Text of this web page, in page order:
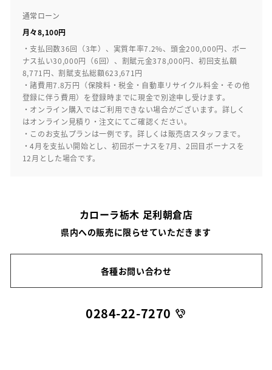
通常ローン
月々8,100円
・支払回数36回（3年）、実質年率7.2%、頭金200,000円、ボー
ナス払い30,000円（6回）、割賦元金378,000円、初回支払額
8,771円、割賦支払総額623,671円
・諸費用7.8万円（保険料・税金・自動車リサイクル料金・その他
登録に伴う費用）を登録時までに現金で別途申し受けます。
・オンライン購入ではご利用できない場合がございます。詳しく
はオンライン見積り・注文にてご確認ください。
・このお支払プランは一例です。詳しくは販売店スタッフまで。
・4月を支払い開始とし、初回ボーナスを7月、2回目ボーナスを
12月とした場合です。
カローラ栃木 足利朝倉店
県内への販売に限らせていただきます
各種お問い合わせ
0284-22-7270